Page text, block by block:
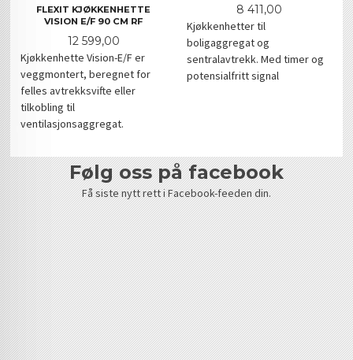
FLEXIT KJØKKENHETTE
VISION E/F 90 CM RF
Pris
12 599,00
Kjøkkenhette Vision-E/F er
veggmontert, beregnet for
felles avtrekksvifte eller
tilkobling til
ventilasjonsaggregat.
Pris
8 411,00
Kjøkkenhetter til
boligaggregat og
sentralavtrekk. Med timer og
potensialfritt signal
følg oss på facebook
Få siste nytt rett i Facebook-feeden din.